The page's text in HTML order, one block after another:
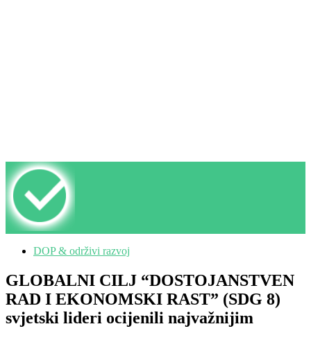
DOP & održivi razvoj
GLOBALNI CILJ “DOSTOJANSTVEN
RAD I EKONOMSKI RAST” (SDG 8)
svjetski lideri ocijenili najvažnijim